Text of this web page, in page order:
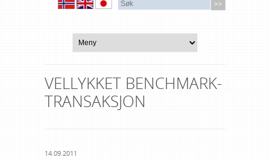
VELLYKKET BENCHMARK-
TRANSAKSJON
14.09.2011